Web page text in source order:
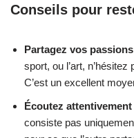
Conseils pour
Partagez vos passions
sport, ou l’art,
C’est un excellent
Écoutez attentivement
consiste pas